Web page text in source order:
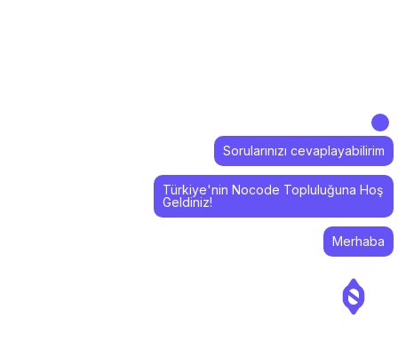
Merhaba
Türkiye'nin Nocode Topluluğuna Hoş
Geldiniz!
Sorularınızı cevaplayabilirim